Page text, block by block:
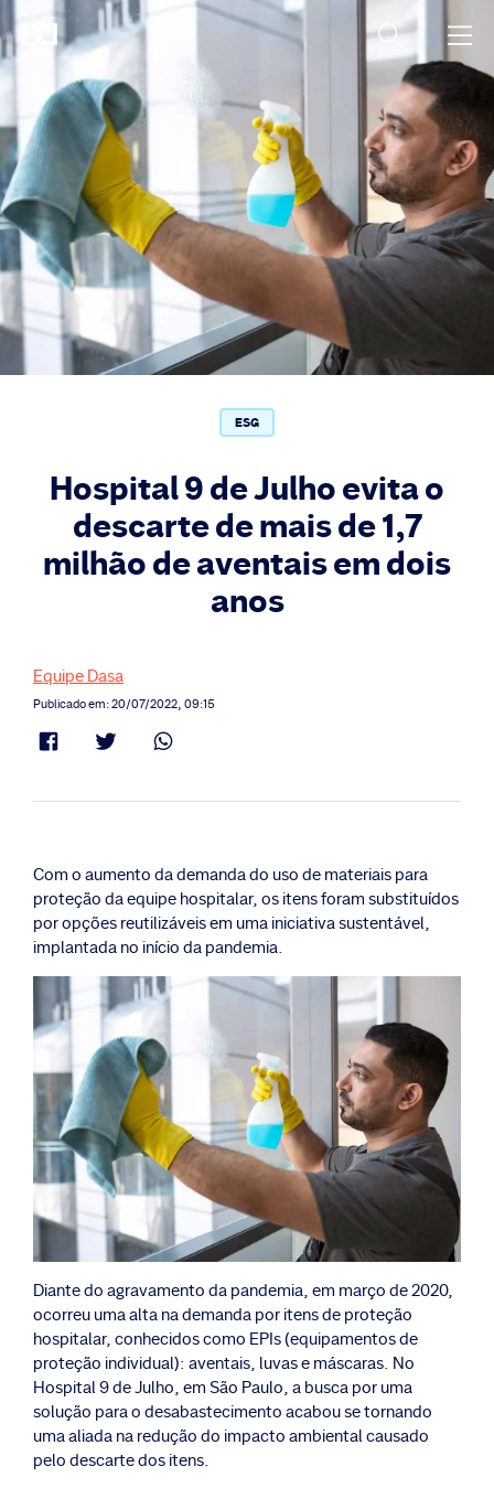
ESG
Hospital 9 de Julho evita o
descarte de mais de 1,7
milhão de aventais em dois
anos
Equipe Dasa
Publicado em: 20/07/2022, 09:15
Com o aumento da demanda do uso de materiais para
proteção da equipe hospitalar, os itens foram substituídos
por opções reutilizáveis em uma iniciativa sustentável,
implantada no início da pandemia.
Diante do agravamento da pandemia, em março de 2020,
ocorreu uma alta na demanda por itens de proteção
hospitalar, conhecidos como EPIs (equipamentos de
proteção individual): aventais, luvas e máscaras. No
Hospital 9 de Julho, em São Paulo, a busca por uma
solução para o desabastecimento acabou se tornando
uma aliada na redução do impacto ambiental causado
pelo descarte dos itens.